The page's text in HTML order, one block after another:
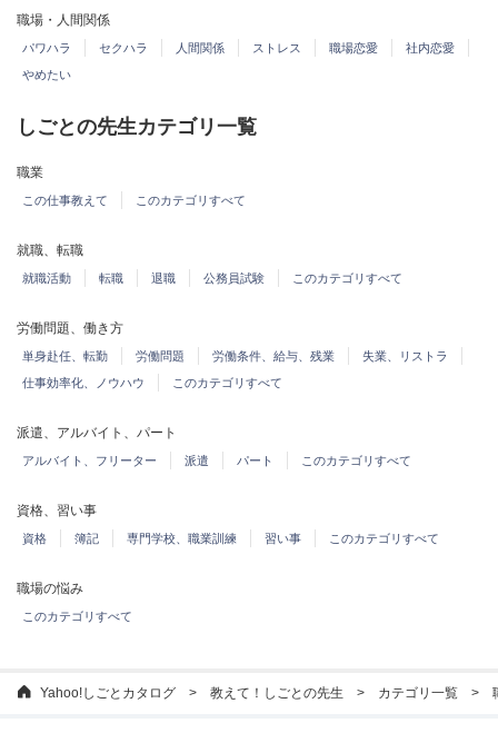
職場・人間関係
パワハラ セクハラ 人間関係 ストレス 職場恋愛
社内恋愛
やめたい
しごとの先生カテゴリ一覧
職業
この仕事教えて このカテゴリすべて
就職、転職
就職活動 転職 退職 公務員試験 このカテゴリすべて
労働問題、働き方
単身赴任、転勤 労働問題 労働条件、給与、残業
失業、リストラ
仕事効率化、ノウハウ
このカテゴリすべて
派遣、アルバイト、パート
アルバイト、フリーター 派遣 パート このカテゴリすべて
資格、習い事
資格 簿記 専門学校、職業訓練 習い事 このカテゴリすべて
職場の悩み
このカテゴリすべて
Yahoo!しごとカタログ 教えて！しごとの先生 カテゴリ一覧